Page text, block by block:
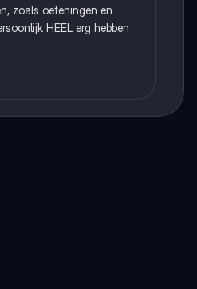
zoals oefeningen en
HEEL erg hebben